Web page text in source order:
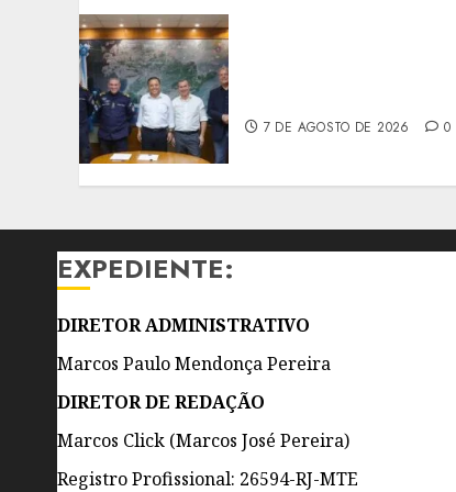
7 DE AGOSTO DE 2026 0
EXPEDIENTE:
DIRETOR ADMINISTRATIVO
Marcos Paulo Mendonça Pereira
DIRETOR DE REDAÇÃO
Marcos Click (Marcos José Pereira)
Registro Profissional: 26594-RJ-MTE